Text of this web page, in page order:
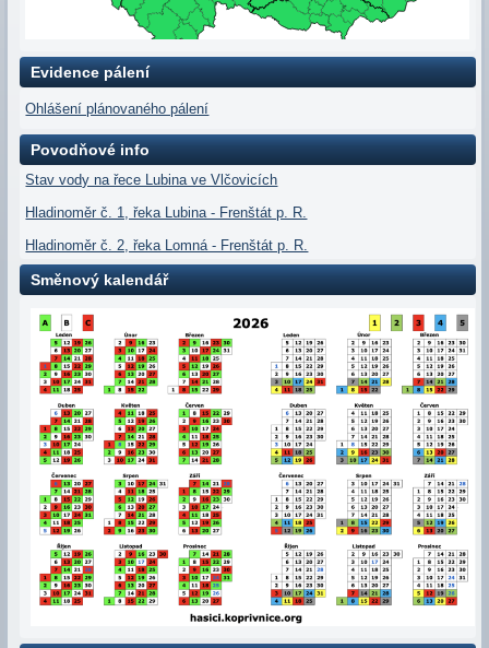
Evidence pálení
Ohlášení plánovaného pálení
Povodňové info
Stav vody na řece Lubina ve Vlčovicích
Hladinoměr č. 1, řeka Lubina - Frenštát p. R.
Hladinoměr č. 2, řeka Lomná - Frenštát p. R.
Směnový kalendář